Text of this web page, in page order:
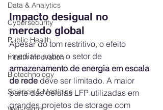
Data & Analytics
Cybersecurity
Public Health
Health Innovation
Biotechnology
Science & Medicine
Impacto desigual no
mercado global
Apesar do tom restritivo, o efeito
imediato sobre o setor de
armazenamento de energia em escala
de rede deve ser limitado. A maior
parte das células LFP utilizadas em
grandes projetos de storage com